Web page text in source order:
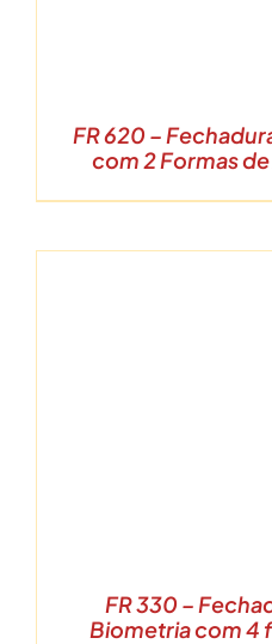
FR 620 –
com 2 Formas
FR 330 –
Biometria com 4